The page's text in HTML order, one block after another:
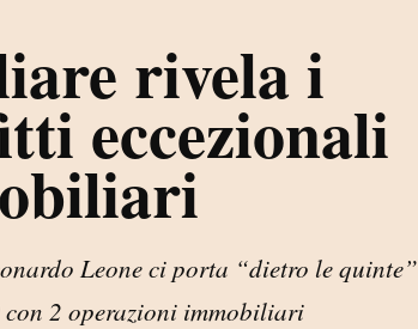
rivela i
eccezionali
Leone ci porta “dietro le quinte”
con 2 operazioni immobiliari